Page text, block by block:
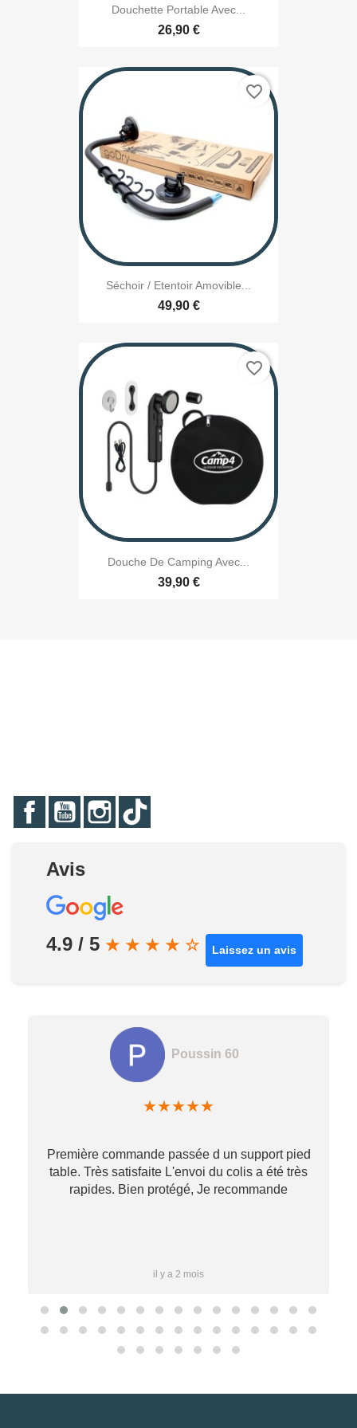
Douchette Portable Avec...
26,90 €
Séchoir / Etentoir Amovible...
49,90 €
favorite_border
Douche De Camping Avec...
39,90 €
favorite_border
FacebookYouTubeInstagram
Avis
4.9 / 5 ★ ★ ★ ★ ☆ Laissez un avis
Poussin 60
★★★★★
Première commande passée d un support pied
table. Très satisfaite L'envoi du colis a été très
rapides. Bien protégé, Je recommande
il y a 2 mois